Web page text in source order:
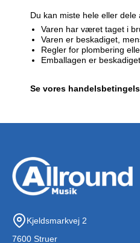
Du kan miste hele eller
Varen har været taget i
Varen er beskadiget,
Regler for plombering
Emballagen er
Se vores
Kjeldsmarkvej 2
7600 Struer